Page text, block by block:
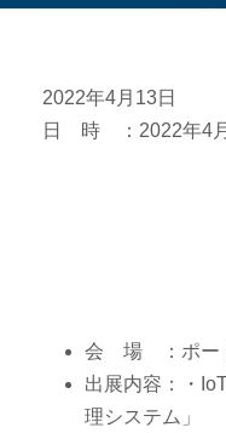
2022年4月13日
日 時 ：2022年4月
会 場 ：ポー
出展内容：・
理システム」